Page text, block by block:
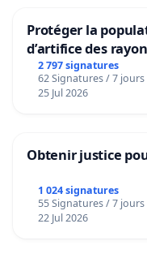
Protéger la
d’artifice des
2 797 signatures
62 Signatures / 7 jours
25 Jul 2026
Obtenir justice
1 024 signatures
55 Signatures / 7 jours
22 Jul 2026